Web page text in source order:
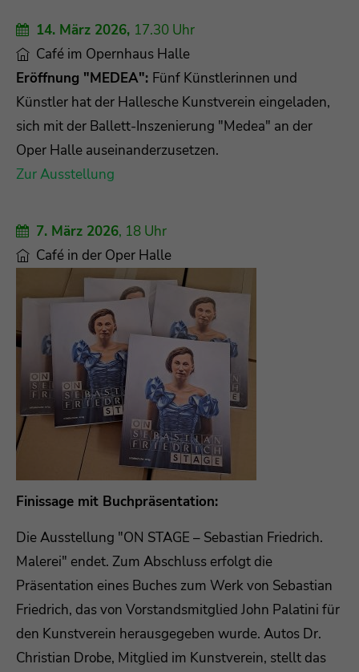
14. März 2026, 17.30 Uhr
Café im Opernhaus Halle
Eröffnung "MEDEA": Fünf Künstlerinnen und
Künstler hat der Hallesche Kunstverein eingeladen,
sich mit der Ballett-Inszenierung "Medea" an der
Oper Halle auseinanderzusetzen.
Zur Ausstellung
7. März 2026, 18 Uhr
Café in der Oper Halle
Finissage mit Buchpräsentation:
Die Ausstellung "ON STAGE – Sebastian Friedrich.
Malerei" endet. Zum Abschluss erfolgt die
Präsentation eines Buches zum Werk von Sebastian
Friedrich, das von Vorstandsmitglied John Palatini für
den Kunstverein herausgegeben wurde. Autos Dr.
Christian Drobe, Mitglied im Kunstverein, stellt das